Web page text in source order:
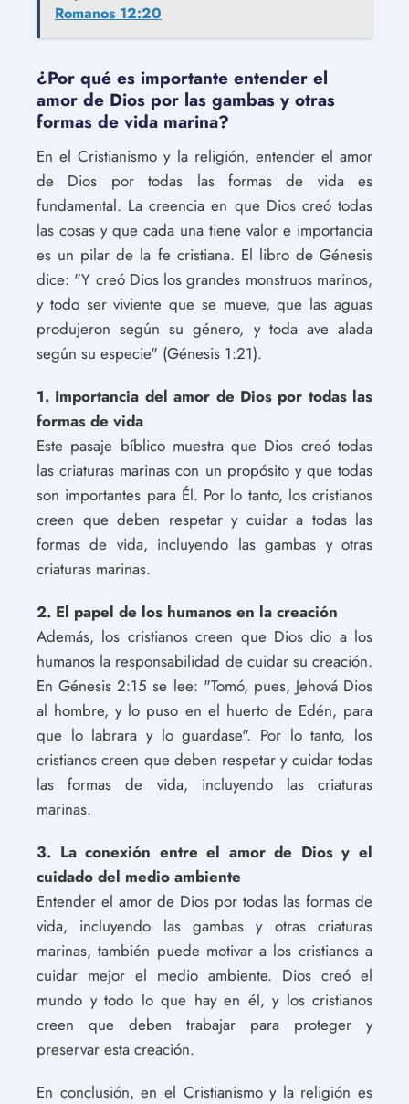
Romanos 12:20
¿Por qué es importante entender el
amor de Dios por las gambas y otras
formas de vida marina?
En el Cristianismo y la religión, entender el amor
de Dios por todas las formas de vida es
fundamental. La creencia en que Dios creó todas
las cosas y que cada una tiene valor e importancia
es un pilar de la fe cristiana. El libro de Génesis
dice: "Y creó Dios los grandes monstruos marinos,
y todo ser viviente que se mueve, que las aguas
produjeron según su género, y toda ave alada
según su especie" (Génesis 1:21).
1. Importancia del amor de Dios por todas las
formas de vida
Este pasaje bíblico muestra que Dios creó todas
las criaturas marinas con un propósito y que todas
son importantes para Él. Por lo tanto, los cristianos
creen que deben respetar y cuidar a todas las
formas de vida, incluyendo las gambas y otras
criaturas marinas.
2. El papel de los humanos en la creación
Además, los cristianos creen que Dios dio a los
humanos la responsabilidad de cuidar su creación.
En Génesis 2:15 se lee: "Tomó, pues, Jehová Dios
al hombre, y lo puso en el huerto de Edén, para
que lo labrara y lo guardase". Por lo tanto, los
cristianos creen que deben respetar y cuidar todas
las formas de vida, incluyendo las criaturas
marinas.
3. La conexión entre el amor de Dios y el
cuidado del medio ambiente
Entender el amor de Dios por todas las formas de
vida, incluyendo las gambas y otras criaturas
marinas, también puede motivar a los cristianos a
cuidar mejor el medio ambiente. Dios creó el
mundo y todo lo que hay en él, y los cristianos
creen que deben trabajar para proteger y
preservar esta creación.
En conclusión, en el Cristianismo y la religión es